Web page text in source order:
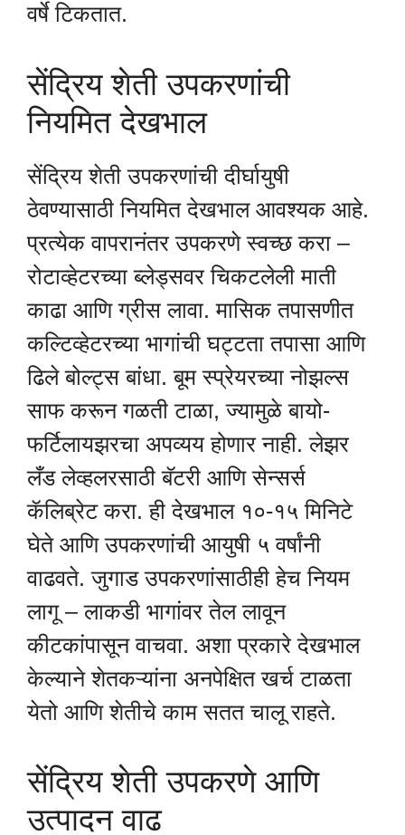
वर्षे टिकतात.
सेंद्रिय शेती उपकरणांची
नियमित देखभाल
सेंद्रिय शेती उपकरणांची दीर्घायुषी
ठेवण्यासाठी नियमित देखभाल आवश्यक आहे.
प्रत्येक वापरानंतर उपकरणे स्वच्छ करा –
रोटाव्हेटरच्या ब्लेड्सवर चिकटलेली माती
काढा आणि ग्रीस लावा. मासिक तपासणीत
कल्टिव्हेटरच्या भागांची घट्टता तपासा आणि
ढिले बोल्ट्स बांधा. बूम स्प्रेयरच्या नोझल्स
साफ करून गळती टाळा, ज्यामुळे बायो-
फर्टिलायझरचा अपव्यय होणार नाही. लेझर
लँड लेव्हलरसाठी बॅटरी आणि सेन्सर्स
कॅलिब्रेट करा. ही देखभाल १०-१५ मिनिटे
घेते आणि उपकरणांची आयुषी ५ वर्षांनी
वाढवते. जुगाड उपकरणांसाठीही हेच नियम
लागू – लाकडी भागांवर तेल लावून
कीटकांपासून वाचवा. अशा प्रकारे देखभाल
केल्याने शेतकऱ्यांना अनपेक्षित खर्च टाळता
येतो आणि शेतीचे काम सतत चालू राहते.
सेंद्रिय शेती उपकरणे आणि
उत्पादन वाढ